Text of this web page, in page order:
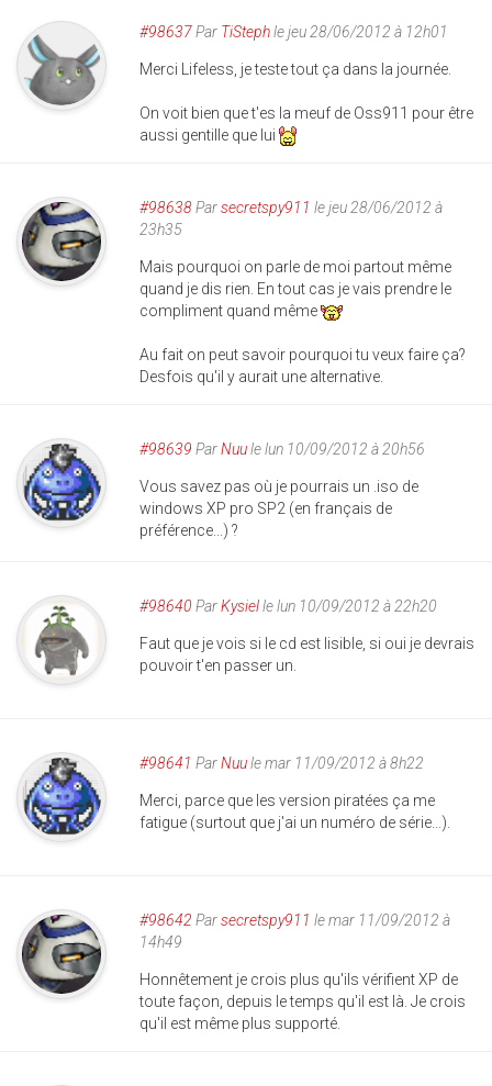
#98637Par TiStephle jeu 28/06/2012 à 12h01
Merci Lifeless, je teste tout ça dans la journée.
On voit bien que t'es la meuf de Oss911 pour être
aussi gentille que lui
#98638Parsecretspy911 le jeu 28/06/2012 à
23h35
Mais pourquoi on parle de moi partout même
quand je dis rien. En tout cas je vais prendre le
compliment quand même
Au fait on peut savoir pourquoi tu veux faire ça?
Desfois qu'il y aurait une alternative.
#98639 ParNuule lun 10/09/2012 à 20h56
Vous savez pas où je pourrais un .iso de
windows XP pro SP2 (en français de
préférence...) ?
#98640 ParKysielle lun 10/09/2012 à 22h20
Faut que je vois si le cd est lisible, si oui je devrais
pouvoir t'en passer un.
#98641 ParNuule mar 11/09/2012 à 8h22
Merci, parce que les version piratées ça me
fatigue (surtout que j'ai un numéro de série...).
#98642 Parsecretspy911 le mar 11/09/2012 à
14h49
Honnêtement je crois plus qu'ils vérifient XP de
toute façon, depuis le temps qu'il est là. Je crois
qu'il est même plus supporté.